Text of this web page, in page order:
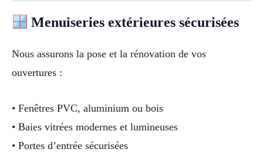
Menuiseries extérieures sécurisées
Nous assurons la pose et la rénovation de vos
ouvertures :
• Fenêtres PVC, aluminium ou bois
• Baies vitrées modernes et lumineuses
• Portes d’entrée sécurisées